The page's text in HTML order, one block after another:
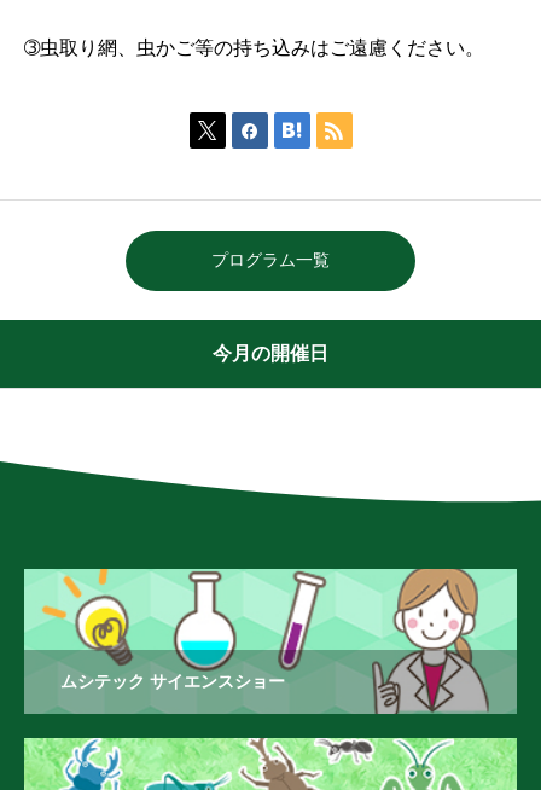
➂虫取り網、虫かご等の持ち込みはご遠慮ください。
   
プログラム一覧
今月の開催日
ムシテック サイエンスショー